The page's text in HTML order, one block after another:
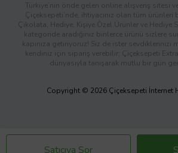
Satıcıya Sor
Türkiye’nin önde gelen online alışveriş sitesi
Çiçeksepeti’nde, ihtiyacınız olan tüm ürünleri
Çikolata, Hediye, Kişiye Özel Ürünler ve Hediye
kategoride aradığınız binlerce ürünü sizlere
kapınıza getiriyoruz! Siz de ister sevdiklerinizi
kendiniz için sipariş verebilir; Çiçeksepeti
dünyasıyla tanışarak mutlu bir gün
Copyright © 2026 Çiçeksepeti İnternet